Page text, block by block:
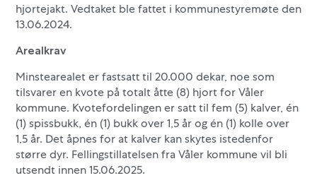
hjortejakt. Vedtaket ble fattet i kommunestyremøte den
13.06.2024.
Arealkrav
Minstearealet er fastsatt til 20.000 dekar, noe som
tilsvarer en kvote på totalt åtte (8) hjort for Våler
kommune. Kvotefordelingen er satt til fem (5) kalver, én
(1) spissbukk, én (1) bukk over 1,5 år og én (1) kolle over
1,5 år. Det åpnes for at kalver kan skytes istedenfor
større dyr. Fellingstillatelsen fra Våler kommune vil bli
utsendt innen 15.06.2025.